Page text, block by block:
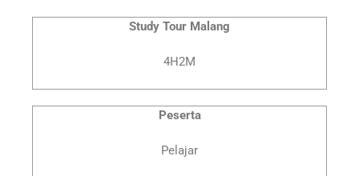
Klik Di Sini
Study Tour Malang
4H2M
Peserta
Pelajar